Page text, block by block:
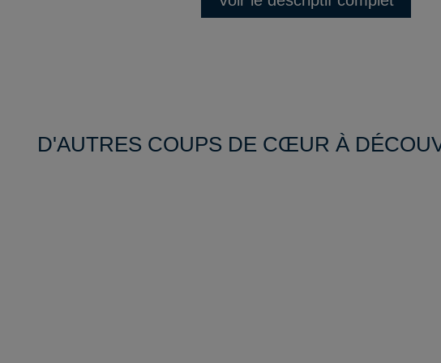
D'AUTRES COUPS DE CŒUR À